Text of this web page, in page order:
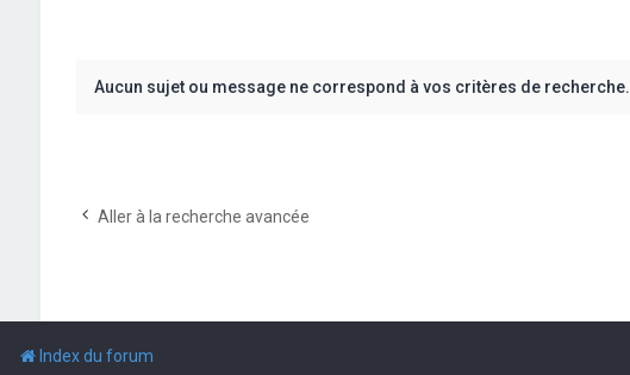
Aucun sujet ou message ne correspond à vos critères de recherche.
Aller à la recherche avancée
Index du forum